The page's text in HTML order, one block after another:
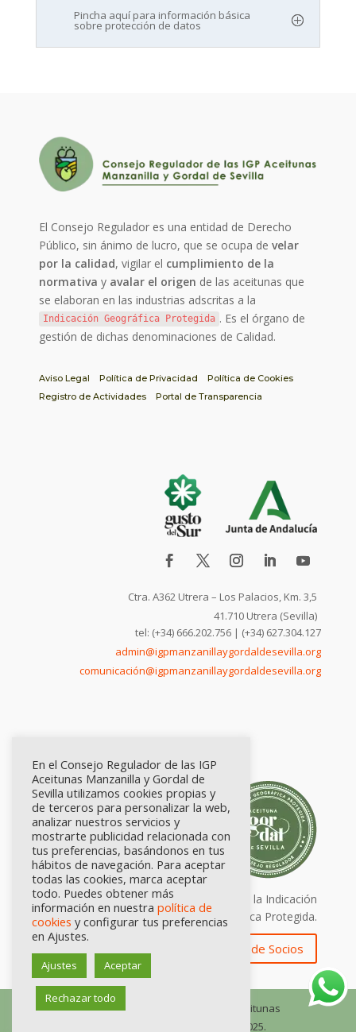
Pincha aquí para información básica
sobre protección de datos
El Consejo Regulador es una entidad de Derecho
Público, sin ánimo de lucro, que se ocupa develar
por la calidad, vigilar el cumplimiento de la
normativa y avalar el origen de las aceitunas que
se elaboran en las industrias adscritas a la
Indicación Geográfica Protegida . Es el órgano de
gestión de dichas denominaciones de Calidad.
Aviso Legal Política de Privacidad
Política de Cookies
Registro de Actividades
Portal de Transparencia
Ctra. A362 Utrera – Los Palacios, Km. 3,5
41.710 Utrera (Sevilla)
tel: (+34) 666.202.756 | (+34) 627.304.127
admin@igpmanzanillaygordaldesevilla.org
comunicación@igpmanzanillaygordaldesevilla.org
Calidad certificada por Origen. Sellos de la Indicación
Geográfica Protegida.
Zona de Socios
© Consejo Regulador de las IGP Aceitunas
Manzanilla y Gordal de Sevilla, 2025.
En el Consejo Regulador de las IGP
Aceitunas Manzanilla y Gordal de
Sevilla utilizamos cookies propias y
de terceros para personalizar la web,
analizar nuestros servicios y
mostrarte publicidad relacionada con
tus preferencias, basándonos en tus
hábitos de navegación. Para aceptar
todas las cookies, marca aceptar
todo. Puedes obtener más
información en nuestra política de
cookies y configurar tus preferencias
en Ajustes.
Ajustes Aceptar
Rechazar todo